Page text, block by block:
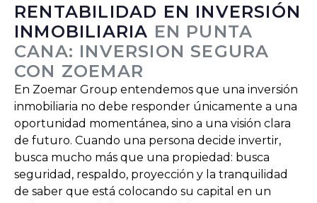
RENTABILIDAD EN INVERSIÓN
INMOBILIARIA EN PUNTA
CANA: INVERSION SEGURA
CON ZOEMAR
En Zoemar Group entendemos que una inversión
inmobiliaria no debe responder únicamente a una
oportunidad momentánea, sino a una visión clara
de futuro. Cuando una persona decide invertir,
busca mucho más que una propiedad: busca
seguridad, respaldo, proyección y la tranquilidad
de saber que está colocando su capital en un